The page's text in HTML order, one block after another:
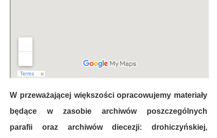
W przeważającej większości opracowujemy materiały
będące w zasobie archiwów poszczególnych
parafii oraz archiwów diecezji: drohiczyńskiej,